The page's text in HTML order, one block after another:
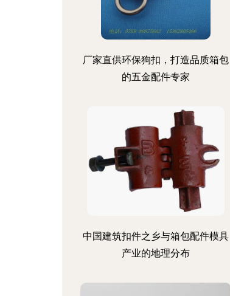
厂家直供环保狗扣，打造品质箱包
的五金配件专家
中国建筑扣件之乡与箱包配件模具
产业的地理分布